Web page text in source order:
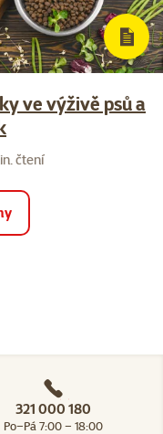
ve výživě psů a
čtení
321 000 180
Po–Pá 7:00 – 18:00